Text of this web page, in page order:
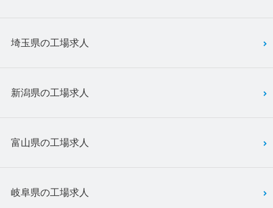
埼玉県の工場求人
新潟県の工場求人
富山県の工場求人
岐阜県の工場求人